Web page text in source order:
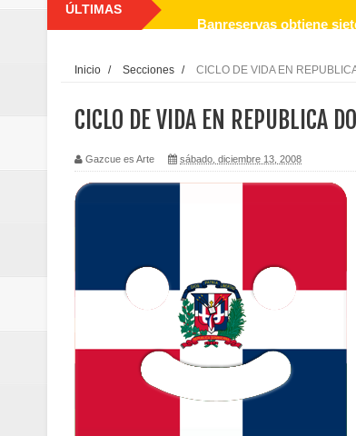
ÚLTIMAS
Banreservas recibe
Estable
Juan Luis Guerra se
de los
Oscar Abreu cuestiona
Embajada dominicana
Pavel Núñez y su
Banreservas y Banco
“Los Rechazados 2”
Inicio / Secciones / CICLO DE VIDA EN
CICLO DE VIDA EN REPUBLICA
Gazcue es Arte sábado, diciembre 13, 2008